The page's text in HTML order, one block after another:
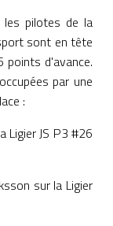
les pilotes de la
sont en tête
points d'avance.
par une
:
Ligier JS P3 #26
sur la Ligier